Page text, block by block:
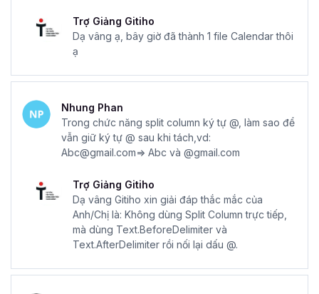
Trợ Giảng Gitiho
Dạ vâng ạ, bây giờ đã thành 1 file Calendar thôi
ạ
Nhung Phan
Trong chức năng split column ký tự @, làm sao để
vẫn giữ ký tự @ sau khi tách,vd:
Abc@gmail.com=> Abc và @gmail.com
Trợ Giảng Gitiho
Dạ vâng Gitiho xin giải đáp thắc mắc của
Anh/Chị là: Không dùng Split Column trực tiếp,
mà dùng Text.BeforeDelimiter và
Text.AfterDelimiter rồi nối lại dấu @.